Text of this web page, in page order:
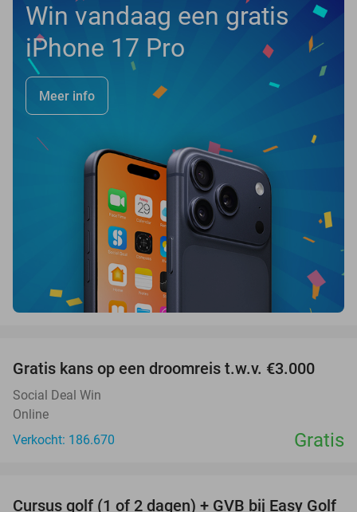
Win vandaag een gratis
iPhone 17 Pro
Meer info
Gratis kans op een droomreis t.w.v. €3.000
Social Deal Win
Online
Verkocht: 186.670
Gratis
Cursus golf (1 of 2 dagen) + GVB bij Easy Golf